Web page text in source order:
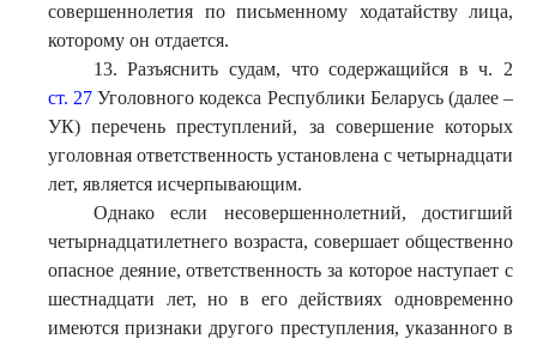
совершеннолетия по письменному ходатайству лица,
которому он отдается.
13. Разъяснить судам, что содержащийся в ч. 2
ст. 27 Уголовного кодекса Республики Беларусь (далее –
УК) перечень преступлений, за совершение которых
уголовная ответственность установлена с четырнадцати
лет, является исчерпывающим.
Однако если несовершеннолетний, достигший
четырнадцатилетнего возраста, совершает общественно
опасное деяние, ответственность за которое наступает с
шестнадцати лет, но в его действиях одновременно
имеются признаки другого преступления, указанного в